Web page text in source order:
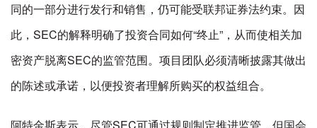
同的一部分进行发行和销售，仍可能受联邦证券法约束。因
此，SEC的解释明确了投资合同如何“终止”，从而使相关加
密资产脱离SEC的监管范围。项目团队必须清晰披露其做出
的陈述或承诺，以便投资者理解所购买的权益组合。